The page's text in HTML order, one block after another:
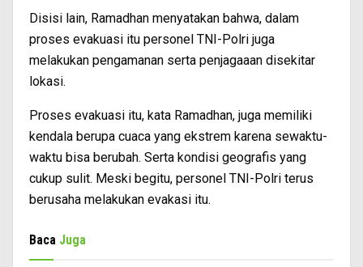
Disisi lain, Ramadhan menyatakan bahwa, dalam
proses evakuasi itu personel TNI-Polri juga
melakukan pengamanan serta penjagaaan disekitar
lokasi.
Proses evakuasi itu, kata Ramadhan, juga memiliki
kendala berupa cuaca yang ekstrem karena sewaktu-
waktu bisa berubah. Serta kondisi geografis yang
cukup sulit. Meski begitu, personel TNI-Polri terus
berusaha melakukan evakasi itu.
Baca Juga